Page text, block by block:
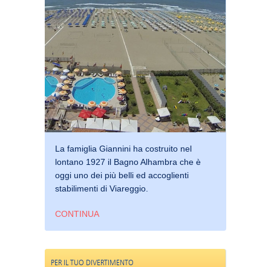
La famiglia Giannini ha costruito nel
lontano 1927 il Bagno Alhambra che è
oggi uno dei più belli ed accoglienti
stabilimenti di Viareggio.
CONTINUA
PER IL TUO DIVERTIMENTO